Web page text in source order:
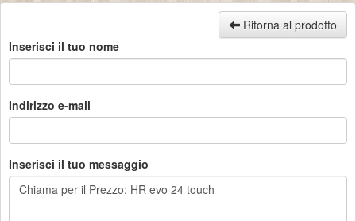
Ritorna al prodotto
Inserisci il tuo nome
Indirizzo e-mail
Inserisci il tuo messaggio